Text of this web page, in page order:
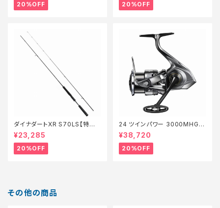
20%OFF 20%OFF
ダイナダートXR S70LS【特価
ロッド】【20】
¥23,285
20%OFF
24 ツインパワー 3000MHG
【特価リール】【20】
¥38,720
20%OFF
その他の商品